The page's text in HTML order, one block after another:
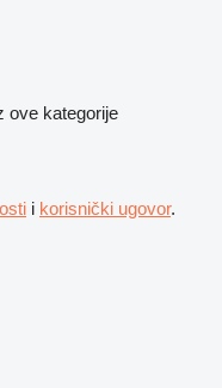
ove kategorije
i korisnički ugovor.